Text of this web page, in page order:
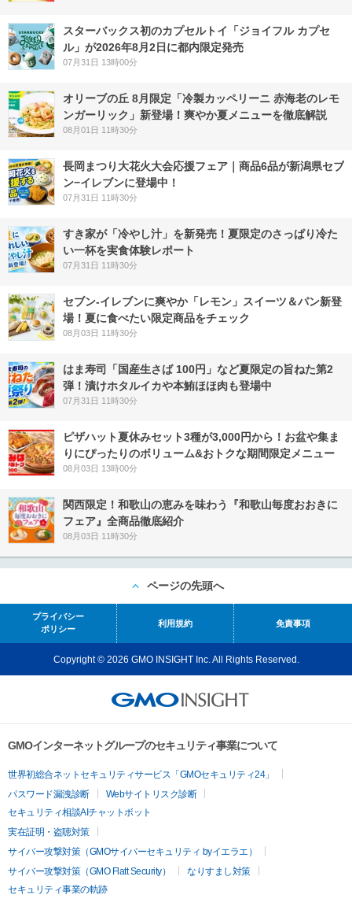
スターバックス初のカプセルトイ「ジョイフル カプセ
ル」が2026年8月2日に都内限定発売
07月31日 13時00分
オリーブの丘 8月限定「冷製カッペリーニ 赤海老のレモ
ンガーリック」新登場！爽やか夏メニューを徹底解説
08月01日 11時30分
長岡まつり大花火大会応援フェア｜商品6品が新潟県セブ
ン−イレブンに登場中！
07月31日 11時30分
すき家が「冷やし汁」を新発売！夏限定のさっぱり冷た
い一杯を実食体験レポート
07月31日 11時30分
セブン‐イレブンに爽やか「レモン」スイーツ＆パン新登
場！夏に食べたい限定商品をチェック
08月03日 11時30分
はま寿司「国産生さば 100円」など夏限定の旨ねた第2
弾！漬けホタルイカや本鮪ほほ肉も登場中
07月31日 11時30分
ピザハット夏休みセット3種が3,000円から！お盆や集ま
りにぴったりのボリューム&おトクな期間限定メニュー
08月03日 13時00分
関西限定！和歌山の恵みを味わう『和歌山毎度おおきに
フェア』全商品徹底紹介
08月03日 11時30分
ページの先頭へ
プライバシー
ポリシー
利用規約 免責事項
Copyright © 2026 GMO INSIGHT Inc. All Rights Reserved.
GMOインターネットグループのセキュリティ事業について
世界初総合ネットセキュリティサービス「GMOセキュリティ24」
パスワード漏洩診断
Webサイトリスク診断
セキュリティ相談AIチャットボット
実在証明・盗聴対策
サイバー攻撃対策（GMOサイバーセキュリティ byイエラエ）
サイバー攻撃対策（GMO Flatt Security）
なりすまし対策
セキュリティ事業の軌跡